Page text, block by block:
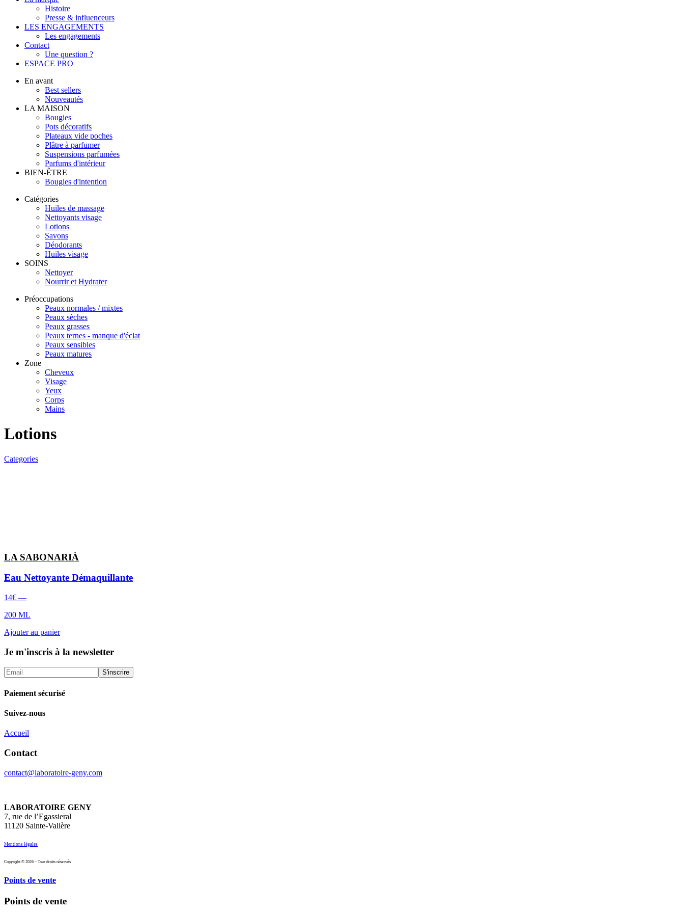
Histoire
Presse & influenceurs
LES ENGAGEMENTS
Les engagements
Contact
Une question ?
ESPACE PRO
En avant
Best sellers
Nouveautés
LA MAISON
Bougies
Pots décoratifs
Plateaux vide poches
Plâtre à parfumer
Suspensions parfumées
Parfums d'intérieur
BIEN-ÊTRE
Bougies d'intention
Catégories
Huiles de massage
Nettoyants visage
Lotions
Savons
Déodorants
Huiles visage
SOINS
Nettoyer
Nourrir et Hydrater
Préoccupations
Peaux normales / mixtes
Peaux sèches
Peaux grasses
Peaux ternes - manque d'éclat
Peaux sensibles
Peaux matures
Zone
Cheveux
Visage
Yeux
Corps
Mains
Lotions
Categories
LA SABONARIÀ
Eau Nettoyante Démaquillante
14€ —
200 ML
Ajouter au panier
Je m'inscris à la newsletter
Paiement sécurisé
Suivez-nous
Accueil
Contact
contact@laboratoire-geny.com
LABORATOIRE GENY
7, rue de l’Egassieral
11120 Sainte-Valière
Mentions légales
Copyright © 2026 – Tous droits réservés
Points de vente
Points de vente